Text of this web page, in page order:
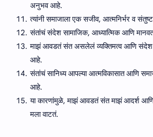
अनुभव आहे.
त्यांनी समाजाला एक सजीव, आत्मनिर्भर व
संतांचं संदेश सामाजिक, आध्यात्मिक आणि
माझं आवडतं संत असलेलं व्यक्तिमत्व आणि संदेश
आहे.
संतांचं सानिध्य आपल्या आत्मविकासात आणि
आहे.
या कारणांमुळे, माझं आवडतं संत माझं आदर्श
मला वाटतं.